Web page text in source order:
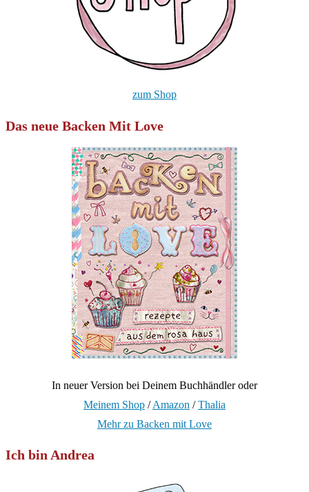
zum Shop
Das neue Backen Mit Love
In neuer Version bei Deinem Buchhändler oder
Meinem Shop /Amazon /Thalia
Mehr zu Backen mit Love
Ich bin Andrea